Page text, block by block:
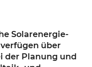
Solarenergie-
über
der Planung und